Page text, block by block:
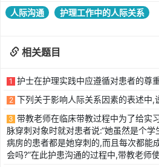
人际沟通 护理工作中的人际关系
相关题目
1 护士在护理实践中应遵循对患者的尊
2 下列关于影响人际关系因素的表述中,
3 带教老师在临床带教过程中为了给实
脉穿刺对象时就对患者说:“她虽然是个
病房的患者都是她穿刺的,而且每次都能
会吗?”在此护患沟通的过程中,带教老师